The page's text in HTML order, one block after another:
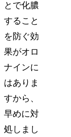
とで化膿
すること
を防ぐ効
果がオロ
ナインに
はありま
すから、
早めに対
処しまし